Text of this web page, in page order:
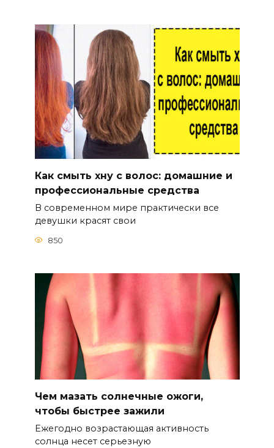
Как смыть хну с волос: домашние и
профессиональные средства
В современном мире практически все
девушки красят свои
850
Чем мазать солнечные ожоги,
чтобы быстрее зажили
Ежегодно возрастающая активность
солнца несет серьезную